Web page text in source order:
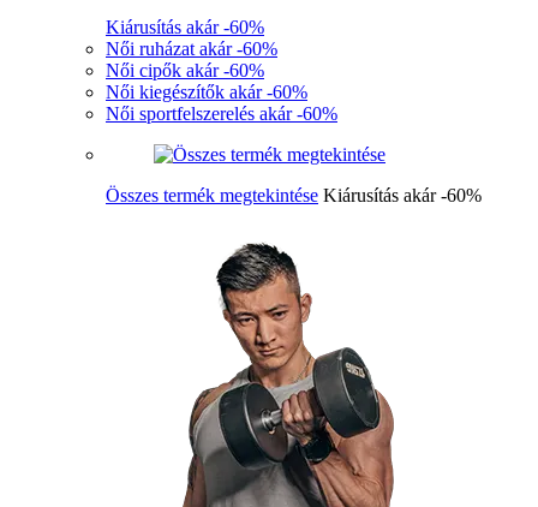
Kiárusítás akár -60%
Női ruházat akár -60%
Női cipők akár -60%
Női kiegészítők akár -60%
Női sportfelszerelés akár -60%
Összes termék megtekintése Kiárusítás akár -60%